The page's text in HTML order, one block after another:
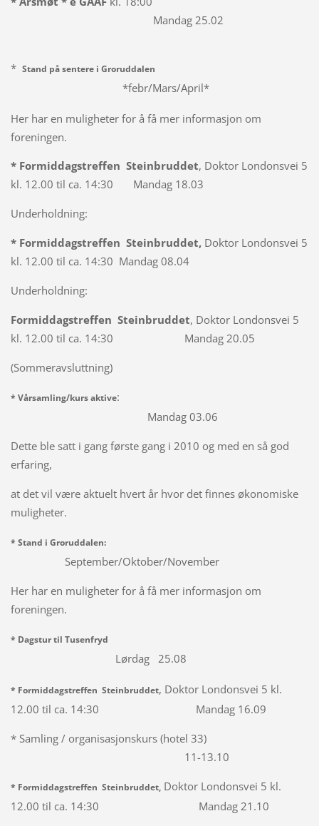
Mandag 25.02
* Stand på sentere i Groruddalen
*febr/Mars/April*
Her har en muligheter for å få mer informasjon om
foreningen.
* Formiddagstreffen Steinbruddet, Doktor Londonsvei 5
kl. 12.00 til ca. 14:30 Mandag 18.03
Underholdning:
* Formiddagstreffen Steinbruddet,Doktor Londonsvei 5
kl. 12.00 til ca. 14:30 Mandag 08.04
Underholdning:
Formiddagstreffen Steinbruddet, Doktor Londonsvei 5
kl. 12.00 til ca. 14:30 Mandag 20.05
(Sommeravsluttning)
* Vårsamling/kurs aktive:
Mandag 03.06
Dette ble satt i gang første gang i 2010 og med en så god
erfaring,
at det vil være aktuelt hvert år hvor det finnes økonomiske
muligheter.
* Stand i Groruddalen:
September/Oktober/November
Her har en muligheter for å få mer informasjon om
foreningen.
* Dagstur til Tusenfryd
Lørdag 25.08
* Formiddagstreffen Steinbruddet, Doktor Londonsvei 5 kl.
12.00 til ca. 14:30 Mandag 16.09
* Samling / organisasjonskurs (hotel 33)
11-13.10
* Formiddagstreffen Steinbruddet,Doktor Londonsvei 5 kl.
12.00 til ca. 14:30 Mandag 21.10